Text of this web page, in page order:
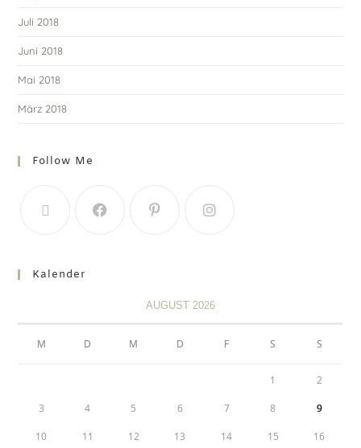
Juli 2018
Juni 2018
Mai 2018
März 2018
Follow Me
Kalender
AUGUST 2026
M D M D F S S
1 2
3 4 5 6 7 8 9
10 11 12 13 14 15 16